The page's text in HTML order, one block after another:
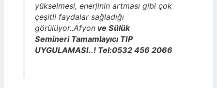
yükselmesi, enerjinin artması gibi çok
çeşitli faydalar sağladığı
görülüyor..Afyonve Sülük
Semineri Tamamlayıcı TIP
UYGULAMASI..! Tel:0532 456 2066